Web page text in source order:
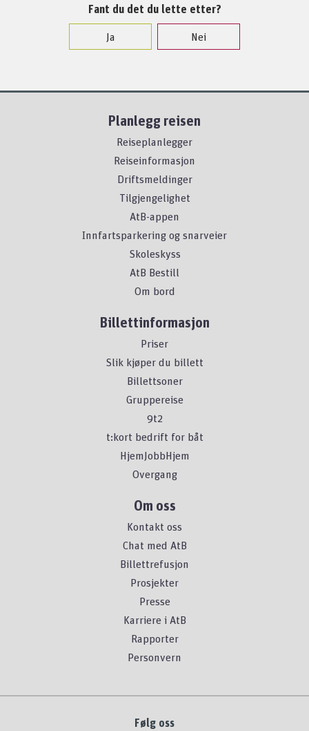
Fant du det du lette etter?
Ja
Nei
Planlegg reisen
Reiseplanlegger
Reiseinformasjon
Driftsmeldinger
Tilgjengelighet
AtB-appen
Innfartsparkering og snarveier
Skoleskyss
AtB Bestill
Om bord
Billettinformasjon
Priser
Slik kjøper du billett
Billettsoner
Gruppereise
9t2
t:kort bedrift for båt
HjemJobbHjem
Overgang
Om oss
Kontakt oss
Chat med AtB
Billettrefusjon
Prosjekter
Presse
Karriere i AtB
Rapporter
Personvern
Følg oss